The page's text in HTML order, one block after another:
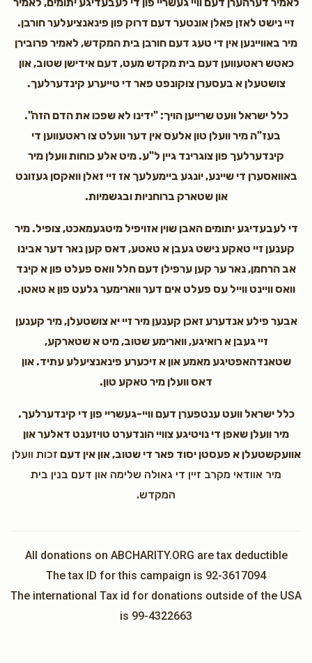
זיי נישט לאזן פאלן אונטער דעם דרוק פון פינאנציעלער חורבן.
מיר באוויינען אין די טעג דעם חורבן בית המקדש, לאמיר פרובירן
כאטש ראטעווען דעם בית מקדש מעט, דעם אידישן שטוב, און
צושטעלן א בעסערן צוקונפט פאר די טייערע קינדערלעך.
כלל ישראל וועט שרייען הויך: "ידינו לא שפכו את הדם הזה".
בעז"ה מיר וועלן טון אלעס אין דער וועלט צו ראטעווען די
קינדערלעך פון צוגרינד גיין ל"ע. מיט אלע כוחות וועלן מיר
באוואסערן די שיינע, יונגע ביימעלעך אז זיי זאלן וואקסן געזונט
און שטארק ברוחניות ובגשמיות.
די לעבעדיגע יתומים האבן שוין אזויפיל מיטגעמאכט, צופיל. מיר
קענען זיי טאקע נישט געבן א טאטע, דאס קען נאר דער אבינו
אב הרחמן, נאר ער קען ערפילן דעם חלל וואס פעלט פון א קינד
וואס וויינט ווייל עס פעלט אים דער ווארימער גלעט פון א טאטן.
אבער פילע אנדערע זאכן קענען מיר זיי יא צושטעלן, מיר קענען
זיי געבן א רואיגע, ווארימע שטוב, מיט א שטארקע,
שטאנדהאפטיגע מאמע און א זיכערע פינאנציעלע עתיד. און
דאס וועלן מיר טאקע טון.
כלל ישראל וועט ענטפערן דעם וויי-געשריי פון די קינדערלעך.
מיר וועלן שאפן די נויטיגע צוויי הונדערט טויזענט דאלער און
אוועקשטעלן א פעסטן יסוד פאר די שטוב, און אין דעם זכות וועלן
מיר אוודאי מקרב זיין די גאולה שלימה און דעם בנין בית
המקדש.
All donations on ABCHARITY.ORG are tax deductible
The tax ID for this campaign is 92-3617094
The international Tax id for donations outside of the USA
is 99-4322663